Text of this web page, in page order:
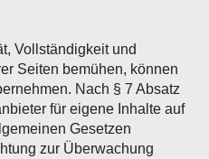
Vollständigkeit und
Seiten bemühen, können
Nach § 7 Absatz
für eigene Inhalte auf
Gesetzen
zur Überwachung